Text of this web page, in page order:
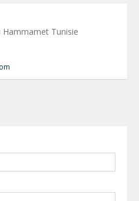
Hammamet Tunisie